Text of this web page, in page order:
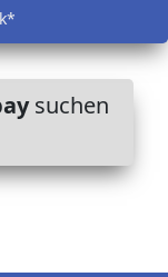
suchen